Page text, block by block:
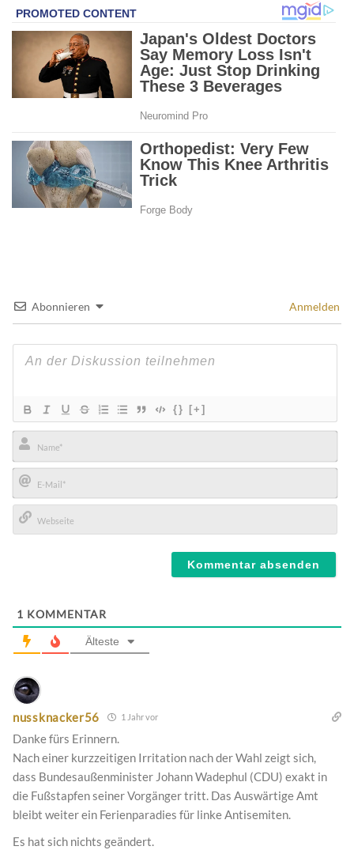
Abonnieren Anmelden
{} [+]
Name*
E-
Mail*
1 KOMMENTAR
Älteste
nussknacker56 1 Jahr vor
Danke fürs Erinnern.
Nach einer kurzzeitigen Irritation nach der Wahl zeigt sich,
dass Bundesaußenminister Johann Wadephul (CDU) exakt in
die Fußstapfen seiner Vorgänger tritt. Das Auswärtige Amt
bleibt weiter ein Ferienparadies für linke Antisemiten.
Es hat sich nichts geändert.